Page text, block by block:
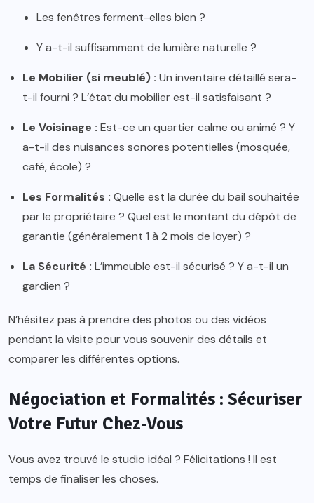
Les fenêtres ferment-elles bien ?
Y a-t-il suffisamment de lumière naturelle ?
Le Mobilier (si meublé) : Un inventaire détaillé sera-
t-il fourni ? L’état du mobilier est-il satisfaisant ?
Le Voisinage : Est-ce un quartier calme ou animé ? Y
a-t-il des nuisances sonores potentielles (mosquée,
café, école) ?
Les Formalités : Quelle est la durée du bail souhaitée
par le propriétaire ? Quel est le montant du dépôt de
garantie (généralement 1 à 2 mois de loyer) ?
La Sécurité : L’immeuble est-il sécurisé ? Y a-t-il un
gardien ?
N’hésitez pas à prendre des photos ou des vidéos
pendant la visite pour vous souvenir des détails et
comparer les différentes options.
Négociation et Formalités : Sécuriser
Votre Futur Chez-Vous
Vous avez trouvé le studio idéal ? Félicitations ! Il est
temps de finaliser les choses.